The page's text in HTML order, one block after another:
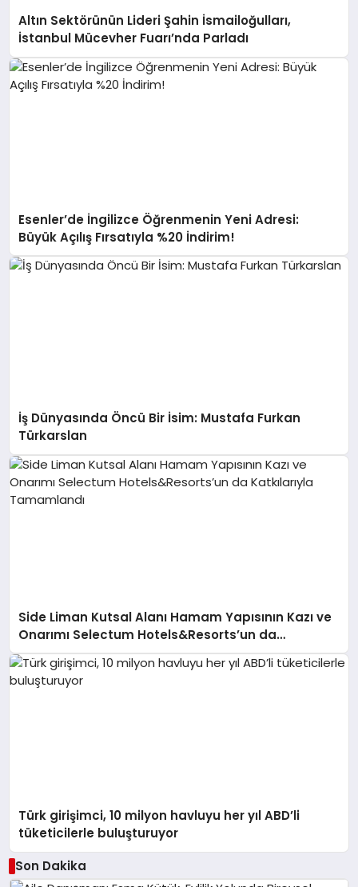
Altın Sektörünün Lideri Şahin İsmailoğulları,
İstanbul Mücevher Fuarı’nda Parladı ￼
Esenler’de İngilizce Öğrenmenin Yeni Adresi:
Büyük Açılış Fırsatıyla %20 İndirim!
İş Dünyasında Öncü Bir İsim: Mustafa Furkan
Türkarslan
Side Liman Kutsal Alanı Hamam Yapısının Kazı ve
Onarımı Selectum Hotels&Resorts’un da
Katkılarıyla Tamamlandı
Türk girişimci, 10 milyon havluyu her yıl ABD’li
tüketicilerle buluşturuyor
Son Dakika